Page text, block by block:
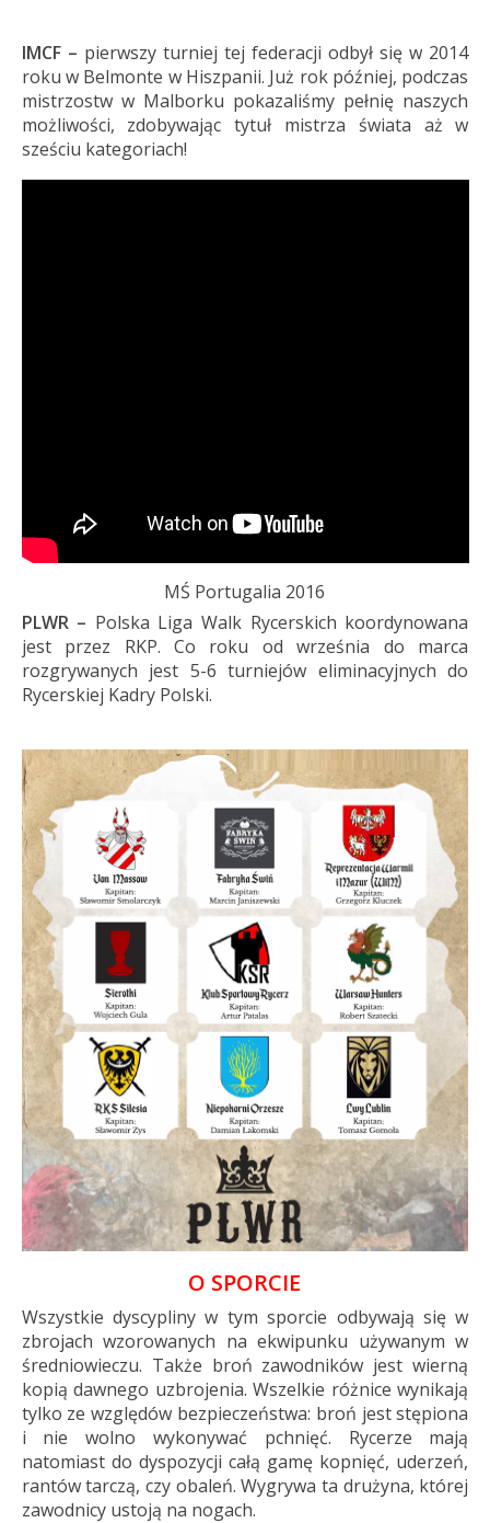
IMCF – pierwszy turniej tej federacji odbył się w 2014
roku w Belmonte w Hiszpanii. Już rok później, podczas
mistrzostw w Malborku pokazaliśmy pełnię naszych
możliwości, zdobywając tytuł mistrza świata aż w
sześciu kategoriach!
MŚ Portugalia 2016
PLWR – Polska Liga Walk Rycerskich koordynowana
jest przez RKP. Co roku od września do marca
rozgrywanych jest 5-6 turniejów eliminacyjnych do
Rycerskiej Kadry Polski.
O SPORCIE
Wszystkie dyscypliny w tym sporcie odbywają się w
zbrojach wzorowanych na ekwipunku używanym w
średniowieczu. Także broń zawodników jest wierną
kopią dawnego uzbrojenia. Wszelkie różnice wynikają
tylko ze względów bezpieczeństwa: broń jest stępiona
i nie wolno wykonywać pchnięć. Rycerze mają
natomiast do dyspozycji całą gamę kopnięć, uderzeń,
rantów tarczą, czy obaleń. Wygrywa ta drużyna, której
zawodnicy ustoją na nogach.